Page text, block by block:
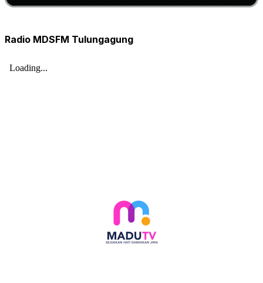
Radio MDSFM Tulungagung